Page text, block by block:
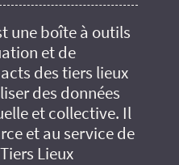
une boîte à outils
et de
des tiers lieux
des données
et collective. Il
et au service de
Lieux